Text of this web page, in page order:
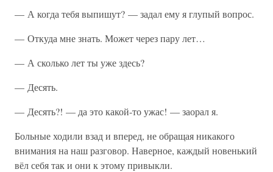
— А когда тебя выпишут? — задал ему я глупый вопрос.
— Откуда мне знать. Может через пару лет…
— А сколько лет ты уже здесь?
— Десять.
— Десять?! — да это какой-то ужас! — заорал я.
Больные ходили взад и вперед, не обращая никакого
внимания на наш разговор. Наверное, каждый новенький
вёл себя так и они к этому привыкли.